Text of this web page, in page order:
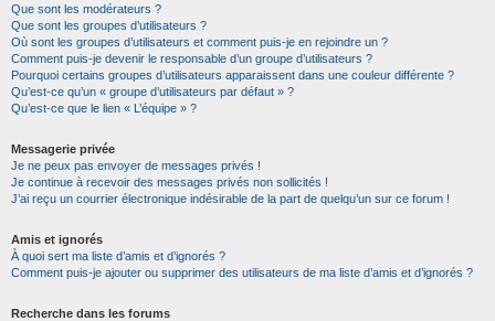
Que sont les modérateurs ?
Que sont les groupes d’utilisateurs ?
Où sont les groupes d’utilisateurs et comment puis-je en rejoindre un ?
Comment puis-je devenir le responsable d’un groupe d’utilisateurs ?
Pourquoi certains groupes d’utilisateurs apparaissent dans une couleur différente ?
Qu’est-ce qu’un « groupe d’utilisateurs par défaut » ?
Qu’est-ce que le lien « L’équipe » ?
Messagerie privée
Je ne peux pas envoyer de messages privés !
Je continue à recevoir des messages privés non sollicités !
J’ai reçu un courrier électronique indésirable de la part de quelqu’un sur ce forum !
Amis et ignorés
À quoi sert ma liste d’amis et d’ignorés ?
Comment puis-je ajouter ou supprimer des utilisateurs de ma liste d’amis et d’ignorés ?
Recherche dans les forums